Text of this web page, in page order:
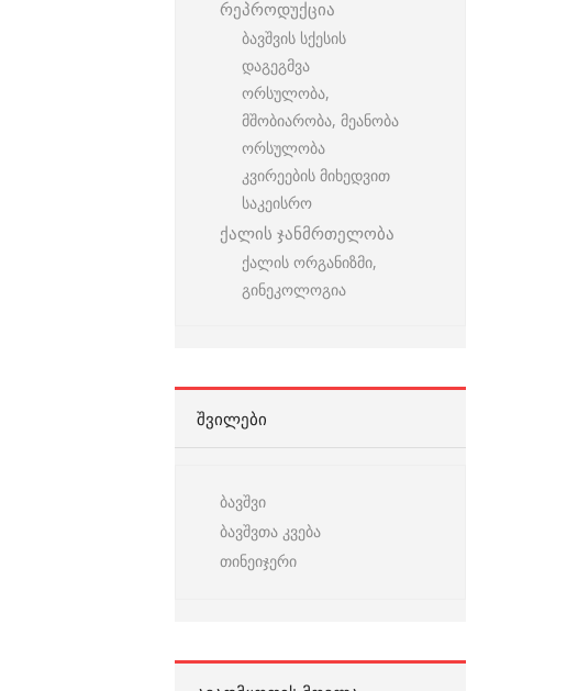
რეპროდუქცია
ბავშვის სქესის
დაგეგმვა
ორსულობა,
მშობიარობა, მეანობა
ორსულობა
კვირეების მიხედვით
საკეისრო
ქალის ჯანმრთელობა
ქალის ორგანიზმი,
გინეკოლოგია
ᲨᲕᲘᲚᲔᲑᲘ
ბავშვი
ბავშვთა კვება
თინეიჯერი